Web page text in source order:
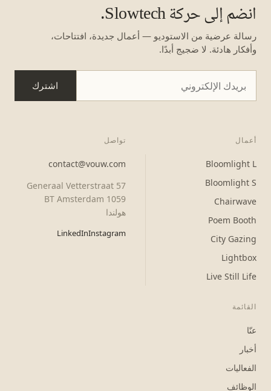
انضم إلى حركة Slowtech.
رسالة عرضية من الاستوديو — أعمال جديدة، افتتاحات،
وأفكار هادئة. لا ضجيج أبدًا.
اشترك
أعمال
Bloomlight L
Bloomlight S
Chairwave
Poem Booth
City Gazing
Lightbox
Live Still Life
القائمة
عنّا
أخبار
الفعاليات
الوظائف
تواصل
contact@vouw.com
Generaal Vetterstraat 57
1059 BT Amsterdam
هولندا
Instagram
LinkedIn